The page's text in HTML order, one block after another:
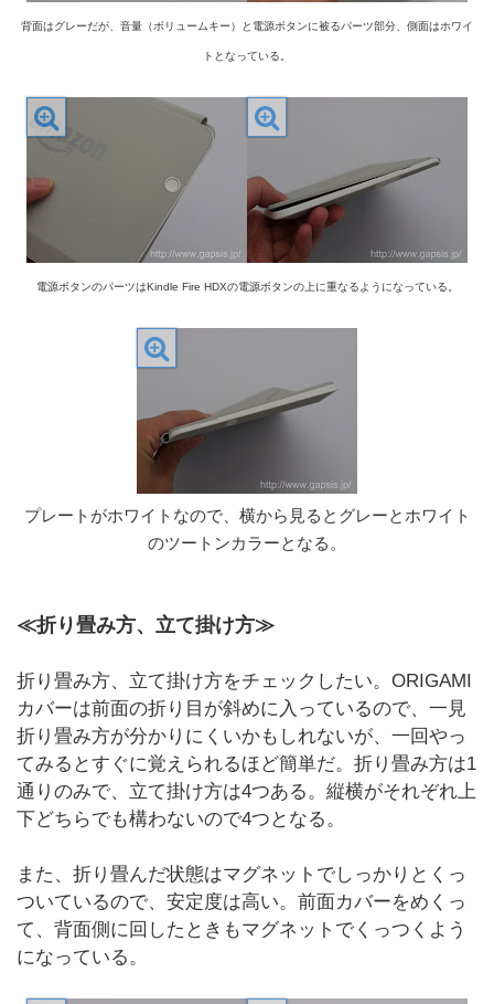
背面はグレーだが、音量（ボリュームキー）と電源ボタンに被るパーツ部分、側面はホワイ
トとなっている。
電源ボタンのパーツはKindle Fire HDXの電源ボタンの上に重なるようになっている。
プレートがホワイトなので、横から見るとグレーとホワイト
のツートンカラーとなる。
≪折り畳み方、立て掛け方≫
折り畳み方、立て掛け方をチェックしたい。ORIGAMI
カバーは前面の折り目が斜めに入っているので、一見
折り畳み方が分かりにくいかもしれないが、一回やっ
てみるとすぐに覚えられるほど簡単だ。折り畳み方は1
通りのみで、立て掛け方は4つある。縦横がそれぞれ上
下どちらでも構わないので4つとなる。
また、折り畳んだ状態はマグネットでしっかりとくっ
ついているので、安定度は高い。前面カバーをめくっ
て、背面側に回したときもマグネットでくっつくよう
になっている。